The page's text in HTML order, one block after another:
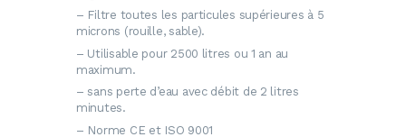
– Filtre toutes les particules supérieures à 5
microns (rouille, sable).
– Utilisable pour 2500 litres ou 1 an au
maximum.
– sans perte d’eau avec débit de 2 litres
minutes.
– Norme CE et ISO 9001